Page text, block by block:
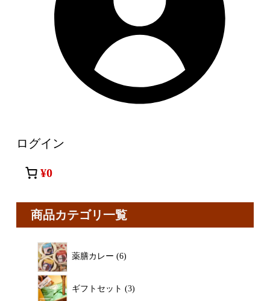
ログイン
¥0
商品カテゴリ一覧
薬膳カレー 6
ギフトセット 3